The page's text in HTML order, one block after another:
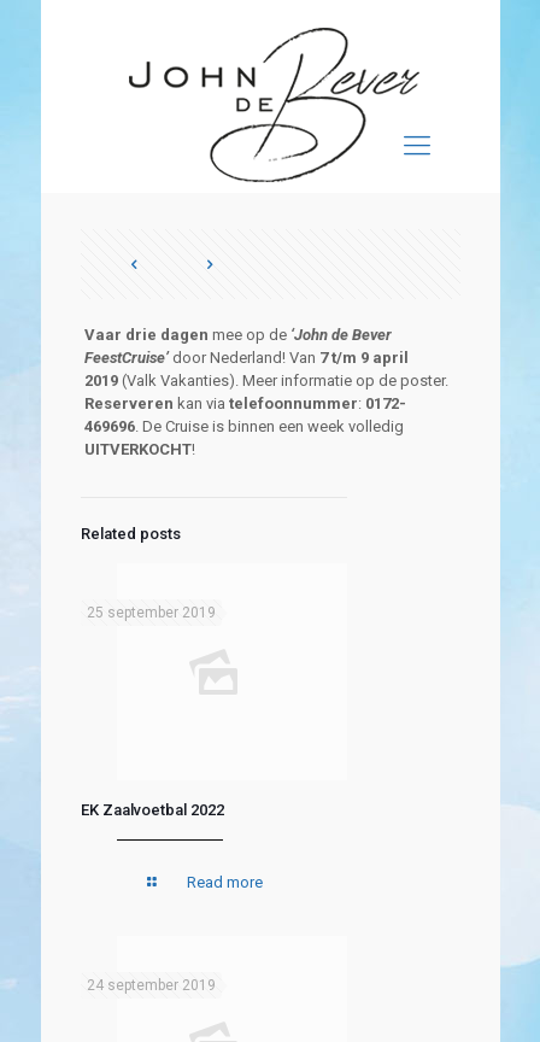
Vaar drie dagen mee op de ‘John de Bever
FeestCruise’ door Nederland! Van 7 t/m 9 april
2019 (Valk Vakanties). Meer informatie op de poster.
Reserveren kan via telefoonnummer: 0172-
469696. De Cruise is binnen een week volledig
UITVERKOCHT!
Related posts
25 september 2019
EK Zaalvoetbal 2022
Read more
24 september 2019